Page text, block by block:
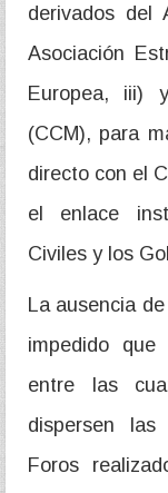
derivados del
Asociación
Europea, iii)
(CCM), para
directo con el
el enlace
Civiles y los
La ausencia
impedido
entre las
dispersen
Foros